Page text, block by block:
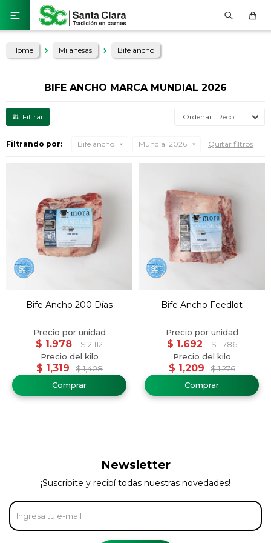

Home Milanesas Bife ancho
BIFE ANCHO MARCA MUNDIAL 2026
Recomendados
Filtrando por: Bife ancho Mundial 2026 Quitar filtros
Bife Ancho 200 Días
$ 1,319 $ 1,408
$ 1.978 $ 2.112
Bife Ancho Feedlot
$ 1,209 $ 1,276
$ 1.692 $ 1.786
Newsletter
¡Suscribite y recibí todas nuestras novedades!